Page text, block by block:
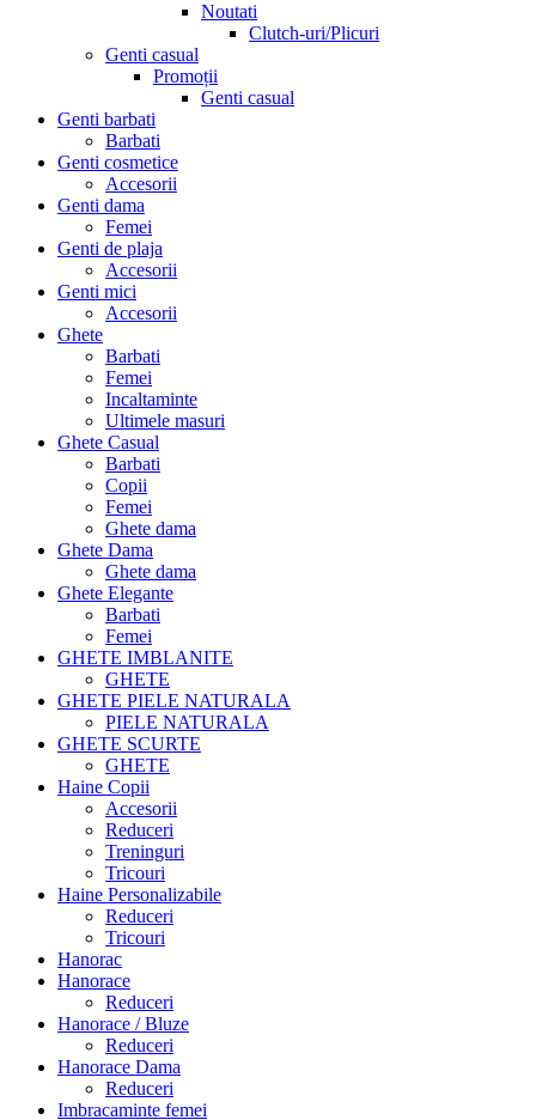
Noutati
Clutch-uri/Plicuri
Genti casual
Promoții
Genti casual
Genti barbati
Barbati
Genti cosmetice
Accesorii
Genti dama
Femei
Genti de plaja
Accesorii
Genti mici
Accesorii
Ghete
Barbati
Femei
Incaltaminte
Ultimele masuri
Ghete Casual
Barbati
Copii
Femei
Ghete dama
Ghete Dama
Ghete dama
Ghete Elegante
Barbati
Femei
GHETE IMBLANITE
GHETE
GHETE PIELE NATURALA
PIELE NATURALA
GHETE SCURTE
GHETE
Haine Copii
Accesorii
Reduceri
Treninguri
Tricouri
Haine Personalizabile
Reduceri
Tricouri
Hanorac
Hanorace
Reduceri
Hanorace / Bluze
Reduceri
Hanorace Dama
Reduceri
Imbracaminte femei